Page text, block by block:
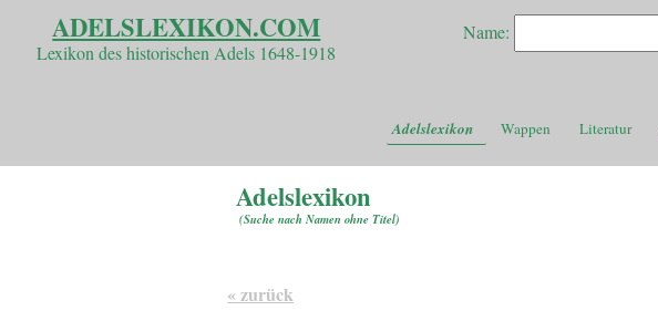
ADELSLEXIKON.COM
Lexikon des historischen Adels 1648-1918
Name:
Adelslexikon Wappen Literatur
Adelslexikon
(Suche nach Namen ohne Titel)
« zurück